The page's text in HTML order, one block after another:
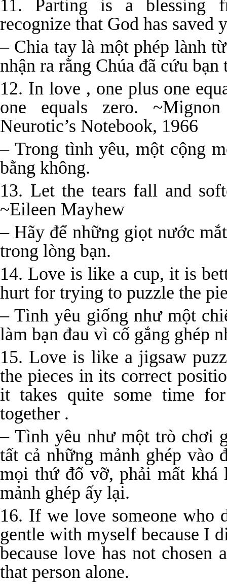
11. Parting is a blessing
recognize that God has saved
– Chia tay là một phép lành
nhận ra rằng Chúa đã cứu
12. In love , one plus one
one equals zero.
Neurotic’s Notebook, 1966
– Trong tình yêu, một cộng
bằng không.
13. Let the tears fall and
~Eileen Mayhew
– Hãy để những giọt nước
trong lòng bạn.
14. Love is like a cup, it is
hurt for trying to puzzle the
– Tình yêu giống như một
làm bạn đau vì cố gắng ghép
15. Love is like a jigsaw
the pieces in its correct
it takes quite some time
together .
– Tình yêu như một trò chơi
tất cả những mảnh ghép
mọi thứ đổ vỡ, phải mất khá
mảnh ghép ấy lại.
16. If we love someone who
gentle with myself because I
because love has not
that person alone.